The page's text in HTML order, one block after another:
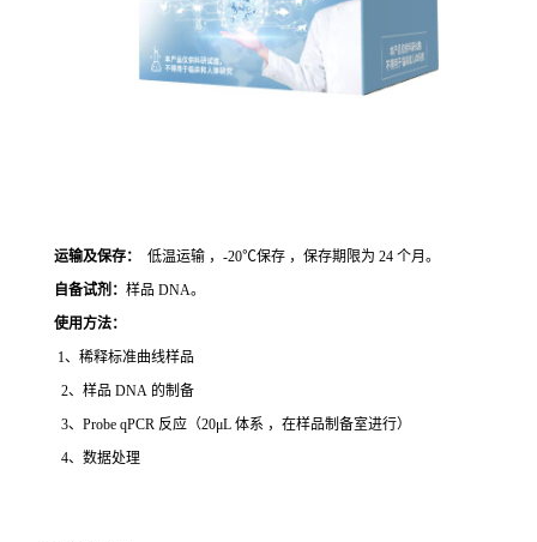
运输及保存：
低温运输 ，-20℃保存 ，保存期限为 24 个月。
自备试剂： 样品 DNA。
使用方法：
1、稀释标准曲线样品
2、样品 DNA 的制备
3、Probe qPCR 反应（20μL 体系 ，在样品制备室进行）
4、数据处理